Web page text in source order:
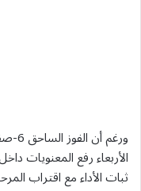
الأربعاء رفع المعنويات
ثبات الأداء مع اقتراب